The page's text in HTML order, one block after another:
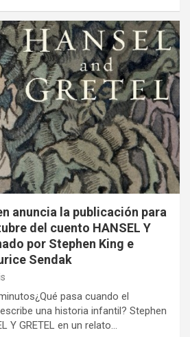
anuncia la publicación para
del cuento HANSEL Y
por Stephen King e
Sendak
pasa cuando el
una historia infantil? Stephen
Y GRETEL en un relato…